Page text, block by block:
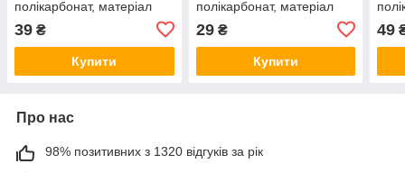
полікарбонат, матеріал
захист від удару, оптичний
39 ₴
Купити
полікарбонат, матеріал
захист від удару
INTERTOOL
29₴
Купити
49
Про нас
98% позитивних з 1320 відгуків за рік